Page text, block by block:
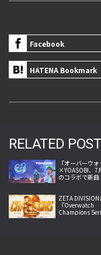
Facebook
HATENA Bookmark
RELATED
『オーバーウォ
×YOASOBI、7
のコラボで新曲
ZETA DIVISION
『Overwatch
Champions